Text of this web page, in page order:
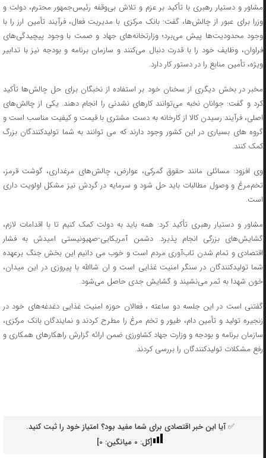
مشاور و دستیار رهبری با تأکید بر عزم و تلاش بی‌وقفه رئیس‌جمهور محترم، دولت و
وزرا برای عبور از چالش‌ها، گفت: بانک مرکزی با مدیریت فعال، فرآیند تأمین ارز را با
وجود محدودیت‌ها پیش می‌برد؛ وزارتخانه‌های جهاد و صمت با وجود پیچیدگی‌های
فراوان، وظایف خود را با قدرت دنبال می‌کنند و سازمان برنامه و بودجه نیز با تدابیر
ویژه، تأمین منابع را در دستور کار دارد.
مخبر در بخش دیگری از سخنان خود بر استفاده از نخبگان برای حل چالش‌ها تأکید
کرد و گفت: جوانان نخبه می‌توانند کارهای نشدنی را انجام دهند. یکی از چالش‌های
اصلی، فرآیند رسیدن کالا از کارخانه به دست مشتری با قیمت و کیفیت مناسب است و
گروه های بسیاری در این کشور وجود دارند که می توانند به شما تولیدکنندگان بزرگ
کمک کنند.
وی افزود: مسائلی مانند حقوق گمرکی، عوارض، چالش‌های مرغداری، گوشت قرمز،
تخم‌مرغ و وصول مطالبات باید حل شود و سرمایه در گردش نیز مشکل اولویت داری
است.
مشاور و دستیار رهبری تأکید کرد: همه باید به دولت کمک کنیم تا با اقدامات لازم،
گشایش‌های بزرگی انجام پذیرد. دشمن آمریکایی-صهیونیستی امیدش به فشار
اقتصادی و تمام شدن تاب‌آوری مردم است و خوب می دانیم این بخش جنگ برعهده
شما تولیدکنندگان در سنگر امنیت غذایی است و ان شاالله با پیروزی در این میدان،
خون شهدا به ثمر می‌نشیند و گشایش جدی حاصل می‌شود.
گفتنی است در این جلسه دو ساعته ، فعالان حوزه امنیت غذایی دغدغه‌های خود در
زنجیره تولید و تأمین دام، طیور و تخم مرغ را مطرح کردند و نمایندگان بانک مرکزی،
سازمان برنامه و بودجه و وزارت جهاد کشاورزی ضمن ارائه گزارش راهکارهای همکاری و
رفع مشکلات تولیدکنندگان را بررسی کردند.
✅ آیا این خبر اقتصادی برای شما مفید بود؟ امتیاز خود را ثبت کنید.
[کل: 0میانگین: 0
]